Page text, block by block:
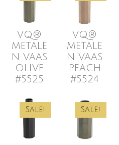
VQ®
METALE
N VAAS
OLIVE
#5525
VQ®
METALE
N VAAS
PEACH
#5524
Sale! Sale!